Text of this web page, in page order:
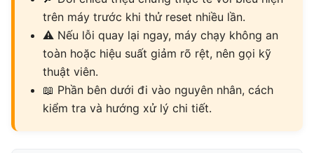
trên máy trước khi thử reset nhiều lần.
⚠ Nếu lỗi quay lại ngay, máy chạy không an
toàn hoặc hiệu suất giảm rõ rệt, nên gọi kỹ
thuật viên.
📖 Phần bên dưới đi vào nguyên nhân, cách
kiểm tra và hướng xử lý chi tiết.